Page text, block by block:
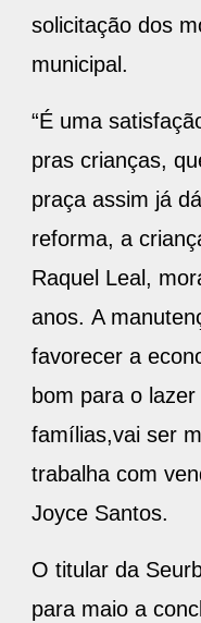
solicitação dos
municipal.
“É uma
pras crianças,
praça assim já
reforma, a
Raquel Leal,
anos. A
favorecer a
bom para o
famílias,vai ser
trabalha com
Joyce Santos.
O titular da
para maio a